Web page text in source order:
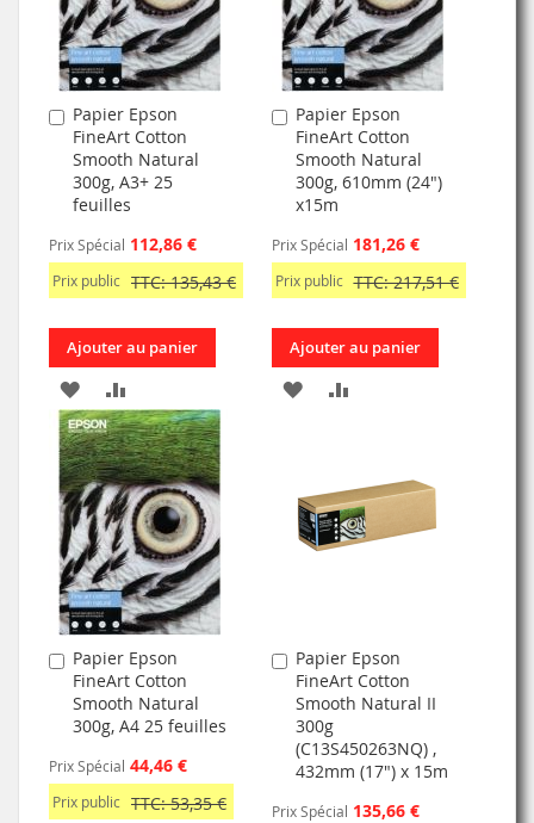
Papier Epson
FineArt Cotton
Smooth Natural
300g, A3+ 25
feuilles
Prix Spécial 112,86 €
Prix public TTC: 135,43 €
Ajouter
au
panier
Ajouter au panier
AJOUTER
À
MA
LISTE
D’ENVIE
AU
COMPARATEUR
Papier Epson
FineArt Cotton
Smooth Natural
300g, 610mm (24")
x15m
Prix Spécial 181,26 €
Prix public TTC: 217,51 €
Ajouter
au
panier
Ajouter au panier
AJOUTER
LISTE
D’ENVIE
Papier Epson
FineArt Cotton
Smooth Natural
300g, A4 25 feuilles
Prix Spécial 44,46 €
Prix public TTC: 53,35 €
Ajouter
au
panier
Papier Epson
FineArt Cotton
Smooth Natural II
300g
(C13S450263NQ) ,
432mm (17") x 15m
Prix Spécial 135,66 €
Ajouter
au
panier